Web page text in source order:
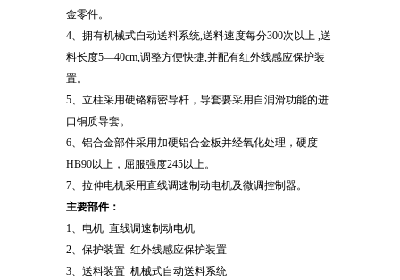
金零件。
4、拥有机械式自动送料系统,送料速度每分300次以上 ,送
料长度5—40cm,调整方便快捷,并配有红外线感应保护装
置。
5、立柱采用硬铬精密导杆，导套要采用自润滑功能的进
口铜质导套。
6、铝合金部件采用加硬铝合金板并经氧化处理，硬度
HB90以上，屈服强度245以上。
7、拉伸电机采用直线调速制动电机及微调控制器。
主要部件：
1、电机 直线调速制动电机
2、保护装置 红外线感应保护装置
3、送料装置 机械式自动送料系统